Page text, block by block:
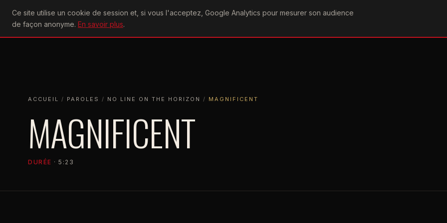
Ce site utilise un cookie de session et, si vous l'acceptez, Google Analytics pour mesurer son audience
de façon anonyme. En savoir plus.
U2achtung
ACCUEIL
ACTU CONCERTS DISCOGRAPHIEPAROLESVIDÉOGRAPHIEFORUMS
ACCUEIL / PAROLES / NO LINE ON THE HORIZON / MAGNIFICENT
MAGNIFICENT
DURÉE · 5:23